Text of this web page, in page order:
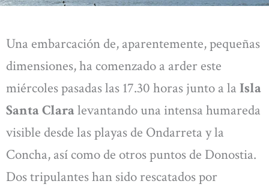
Una embarcación de, aparentemente, pequeñas
dimensiones, ha comenzado a arder este
miércoles pasadas las 17.30 horas junto a la Isla
Santa Claralevantando una intensa humareda
visible desde las playas de Ondarreta y la
Concha, así como de otros puntos de Donostia.
Dos tripulantes han sido rescatados por